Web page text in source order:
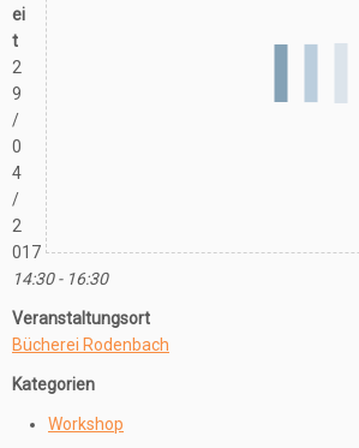
ei
t
2
9
/
0
4
/
2
017
14:30 - 16:30
Veranstaltungsort
Bücherei Rodenbach
Kategorien
Workshop